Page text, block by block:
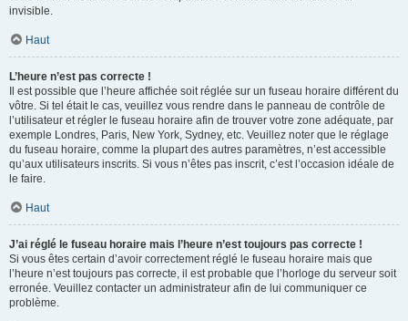
invisible.
Haut
L’heure n’est pas correcte !
Il est possible que l’heure affichée soit réglée sur un fuseau horaire différent du
vôtre. Si tel était le cas, veuillez vous rendre dans le panneau de contrôle de
l’utilisateur et régler le fuseau horaire afin de trouver votre zone adéquate, par
exemple Londres, Paris, New York, Sydney, etc. Veuillez noter que le réglage
du fuseau horaire, comme la plupart des autres paramètres, n’est accessible
qu’aux utilisateurs inscrits. Si vous n’êtes pas inscrit, c’est l’occasion idéale de
le faire.
Haut
J’ai réglé le fuseau horaire mais l’heure n’est toujours pas correcte !
Si vous êtes certain d’avoir correctement réglé le fuseau horaire mais que
l’heure n’est toujours pas correcte, il est probable que l’horloge du serveur soit
erronée. Veuillez contacter un administrateur afin de lui communiquer ce
problème.